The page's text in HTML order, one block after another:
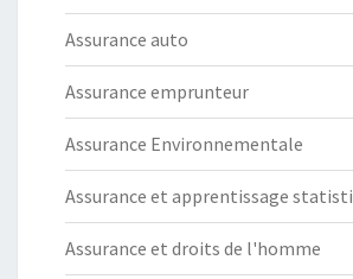
Assurance auto
Assurance emprunteur
Assurance Environnementale
Assurance et apprentissage
Assurance et droits de l'homme